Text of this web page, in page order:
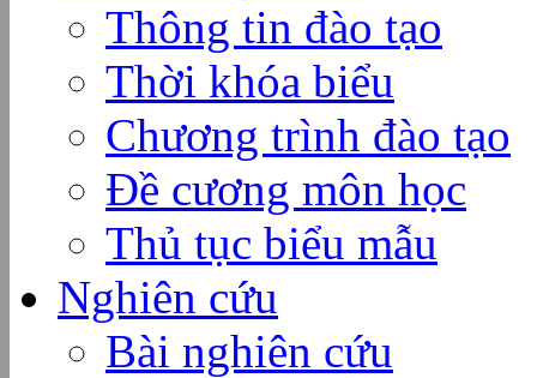
Thông tin đào tạo
Thời khóa biểu
Chương trình đào tạo
Đề cương môn học
Thủ tục biểu mẫu
Nghiên cứu
Bài nghiên cứu